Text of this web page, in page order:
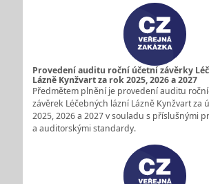
Provedení auditu roční účetní závěrky
Lázně Kynžvart za rok 2025, 2026 a 2027
Předmětem plnění je provedení auditu
závěrek Léčebných lázní Lázně Kynžvart za
2025, 2026 a 2027 v souladu s příslušnými
a auditorskými standardy.